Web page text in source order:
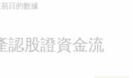
日的數據
認股證資金流